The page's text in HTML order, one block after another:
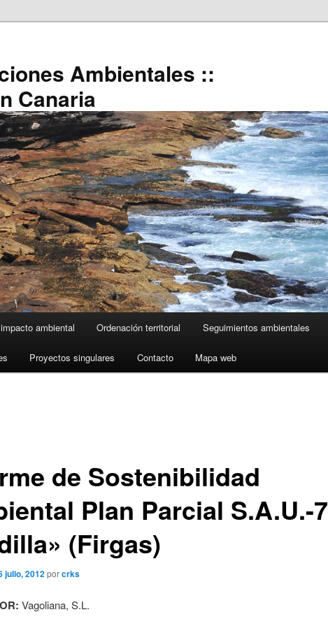
Ambientales ::
Canaria
ambiental Ordenación territorial Seguimientos ambientales
Proyectos singulares Contacto Mapa web
de Sostenibilidad
Plan Parcial S.A.U.-7
(Firgas)
julio, 2012porcrks
Vagoliana, S.L.